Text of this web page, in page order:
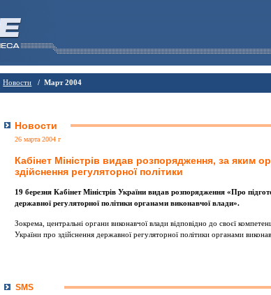
Новости / Март 2004
Новости
26 марта 2004 г
Кабiнет Мiнiстрiв видав розпорядження, за яким
здiйснення регуляторної полiтики
19 березня Кабiнет Мiнiстрiв України видав розпорядження «Про
державної регуляторної полiтики органами виконавчої влади».
Зокрема, центральнi органи виконавчої влади вiдповiдно до своєї
України про здiйснення державної регуляторної полiтики органами
SMS